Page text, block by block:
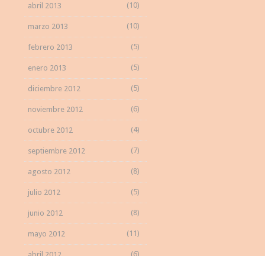
abril 2013 (10)
marzo 2013 (10)
febrero 2013 (5)
enero 2013 (5)
diciembre 2012 (5)
noviembre 2012 (6)
octubre 2012 (4)
septiembre 2012 (7)
agosto 2012 (8)
julio 2012 (5)
junio 2012 (8)
mayo 2012 (11)
(6)